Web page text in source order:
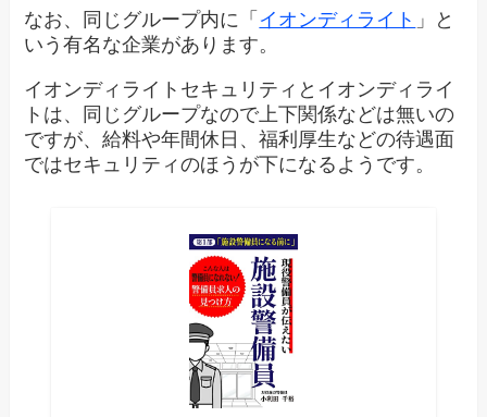
なお、同じグループ内に「 イオンディライト 」と
いう有名な企業があります。
イオンディライトセキュリティとイオンディライ
トは、同じグループなので上下関係などは無いの
ですが、給料や年間休日、福利厚生などの待遇面
ではセキュリティのほうが下になるようです。